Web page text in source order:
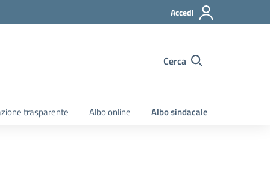
Accedi
Cerca
trasparente Albo online Albo sindacale